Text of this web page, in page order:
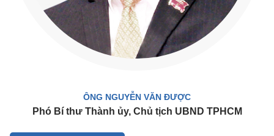
ÔNG NGUYỄN VĂN ĐƯỢC
Phó Bí thư Thành ủy, Chủ tịch UBND TPHCM